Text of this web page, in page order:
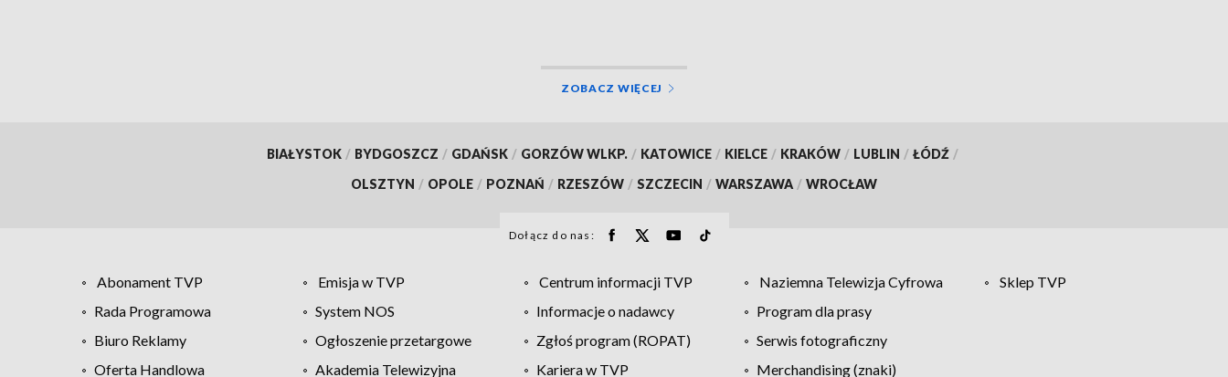
ZOBACZ WIĘCEJ
BIAŁYSTOK / BYDGOSZCZ / GDAŃSK / GORZÓW WLKP. / KATOWICE / KIELCE / KRAKÓW / LUBLIN / ŁÓDŹ /
OLSZTYN / OPOLE / POZNAŃ / RZESZÓW / SZCZECIN / WARSZAWA / WROCŁAW
Dołącz do nas:
Abonament TVP Emisja w TVP Centrum informacji TVP Naziemna Telewizja Cyfrowa
Sklep TVP
Rada Programowa
System NOS Informacje o nadawcy
Program dla prasy
Biuro Reklamy
Ogłoszenie przetargowe Zgłoś program (ROPAT)
Serwis fotograficzny
Oferta Handlowa
Akademia Telewizyjna Kariera w TVP Merchandising (znaki)